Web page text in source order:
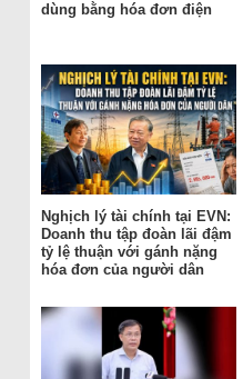
dùng bằng hóa đơn điện
Nghịch lý tài chính tại EVN:
Doanh thu tập đoàn lãi đậm
tỷ lệ thuận với gánh nặng
hóa đơn của người dân